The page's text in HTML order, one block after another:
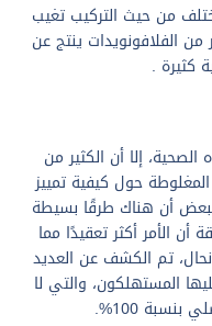
من حيث التركيب تغيب
من الفلافونويدات ينتج عن
كثيرة .
إلا أن الكثير من
حول كيفية تمييز
أن هناك طرقًا بسيطة
أن الأمر أكثر تعقيدًا مما
تم الكشف عن العديد
المستهلكون، والتي لا
100%.